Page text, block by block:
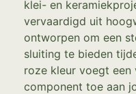
klei- en
vervaardigd uit
ontworpen om een
sluiting te bieden
roze kleur voegt een
component toe aan